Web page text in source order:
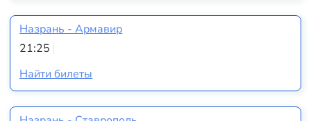
Назрань - Армавир
21:25
Найти билеты